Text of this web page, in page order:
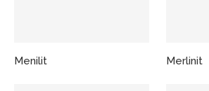
Menilit Merlinit